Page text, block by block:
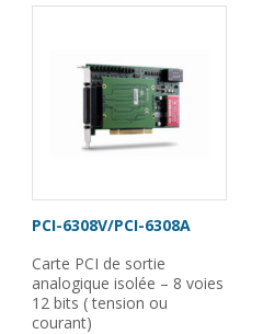
PCI-6308V/PCI-6308A
Carte PCI de sortie
analogique isolée – 8 voies
12 bits ( tension ou
courant)